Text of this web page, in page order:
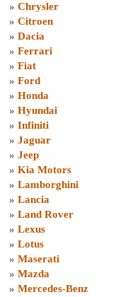
» Chrysler
» Citroen
» Dacia
» Ferrari
» Fiat
» Ford
» Honda
» Hyundai
» Infiniti
» Jaguar
» Jeep
» Kia Motors
» Lamborghini
» Lancia
» Land Rover
» Lexus
» Lotus
» Maserati
» Mazda
» Mercedes-Benz